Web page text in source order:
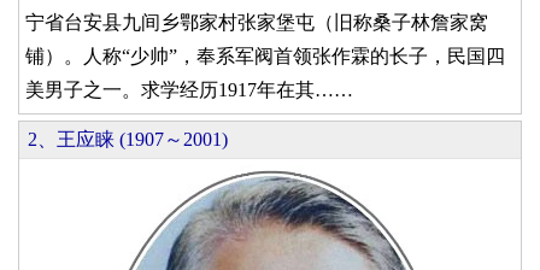
宁省台安县九间乡鄂家村张家堡屯（旧称桑子林詹家窝
铺）。人称“少帅”，奉系军阀首领张作霖的长子，民国四
美男子之一。求学经历1917年在其……
2、王应睐 (1907～2001)